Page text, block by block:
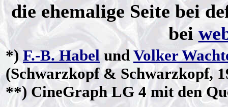
die ehemalige Seite bei
bei
*) F.-B. Habel und Volker
(Schwarzkopf & Schwarzkopf,
**) CineGraph LG 4 mit den